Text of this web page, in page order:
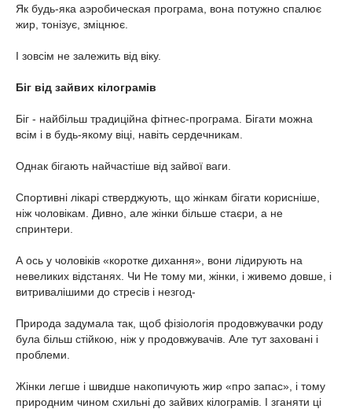
Як будь-яка аэробическая програма, вона потужно спалює
жир, тонізує, зміцнює.
І зовсім не залежить від віку.
Біг від зайвих кілограмів
Біг - найбільш традиційна фітнес-програма. Бігати можна
всім і в будь-якому віці, навіть сердечникам.
Однак бігають найчастіше від зайвої ваги.
Спортивні лікарі стверджують, що жінкам бігати корисніше,
ніж чоловікам. Дивно, але жінки більше стаєри, а не
спринтери.
А ось у чоловіків «коротке дихання», вони лідирують на
невеликих відстанях. Чи Не тому ми, жінки, і живемо довше, і
витривалішими до стресів і незгод-
Природа задумала так, щоб фізіологія продовжувачки роду
була більш стійкою, ніж у продовжувачів. Але тут заховані і
проблеми.
Жінки легше і швидше накопичують жир «про запас», і тому
природним чином схильні до зайвих кілограмів. І зганяти ці